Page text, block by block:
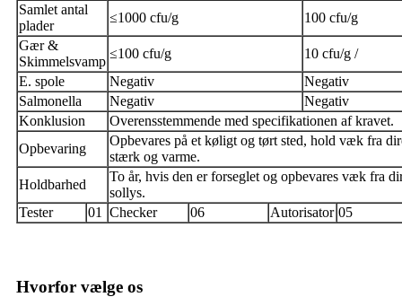
Samlet antal
plader
≤1000 cfu/g
100 cfu/g
Gær &
Skimmelsvamp
≤100 cfu/g
10 cfu/g /
E. spole
Negativ
Negativ
Salmonella
Negativ
Negativ
Konklusion
Overensstemmende med specifikationen af ​​kravet.
Opbevaring
Opbevares på et køligt og tørt sted, hold væk fra
stærk og varme.
Holdbarhed
To år, hvis den er forseglet og opbevares væk fra
sollys.
Tester
01 Checker 06 Autorisator 05
Hvorfor vælge os